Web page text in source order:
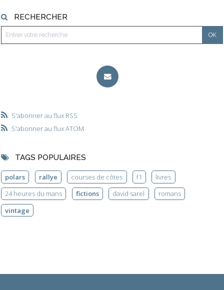
RECHERCHER
S'abonner au flux RSS
S'abonner au flux ATOM
TAGS POPULAIRES
polars rallye courses de côtes f1
livres
24 heures du mans
fictions david sarel
romans
vintage